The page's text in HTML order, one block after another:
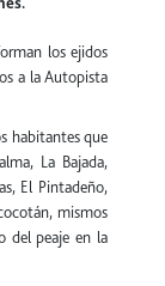
los ejidos
a la Autopista
habitantes que
La Bajada,
El Pintadeño,
mismos
del peaje en la